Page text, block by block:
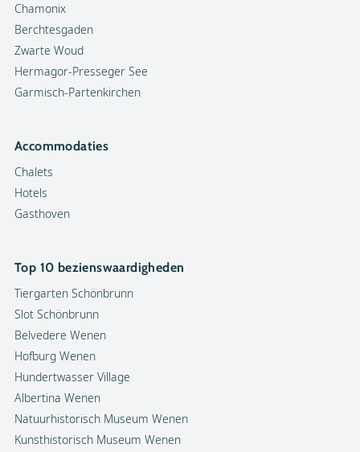
Chamonix
Berchtesgaden
Zwarte Woud
Hermagor-Presseger See
Garmisch-Partenkirchen
Accommodaties
Chalets
Hotels
Gasthoven
Top 10 bezienswaardigheden
Tiergarten Schönbrunn
Slot Schönbrunn
Belvedere Wenen
Hofburg Wenen
Hundertwasser Village
Albertina Wenen
Natuurhistorisch Museum Wenen
Kunsthistorisch Museum Wenen